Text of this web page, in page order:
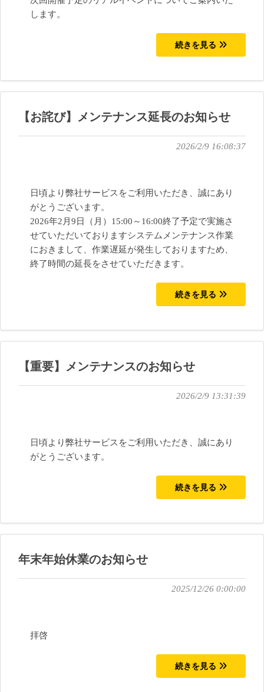
します。
続きを見る
【お詫び】メンテナンス延長のお知らせ
2026/2/9 16:08:37
日頃より弊社サービスをご利用いただき、誠にあり
がとうございます。
2026年2月9日（月）15:00～16:00終了予定で実施さ
せていただいておりますシステムメンテナンス作業
におきまして、作業遅延が発生しておりますため、
終了時間の延長をさせていただきます。
続きを見る
【重要】メンテナンスのお知らせ
2026/2/9 13:31:39
日頃より弊社サービスをご利用いただき、誠にあり
がとうございます。
続きを見る
年末年始休業のお知らせ
2025/12/26 0:00:00
拝啓
続きを見る